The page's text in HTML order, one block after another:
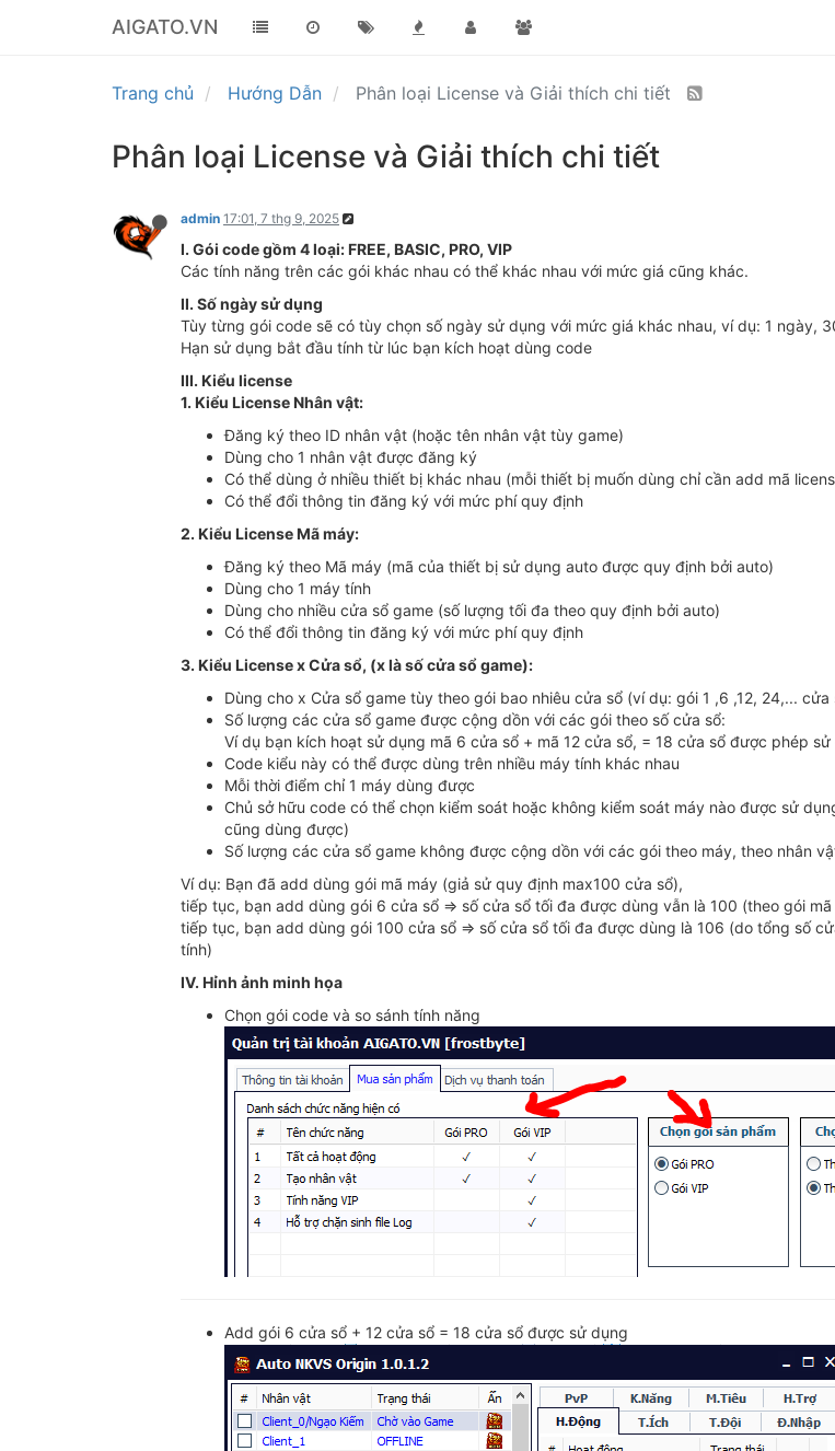
AIGATO.VN
Trang chủ Hướng Dẫn Phân loại License và Giải thích chi tiết
Phân loại License và Giải thích chi tiết
admin 17:01, 7 thg 9, 2025
I. Gói code gồm 4 loại: FREE, BASIC, PRO, VIP
Các tính năng trên các gói khác nhau có thể khác nhau với mức giá cũng khác.
II. Số ngày sử dụng
Tùy từng gói code sẽ có tùy chọn số ngày sử dụng với mức giá khác nhau, ví dụ: 1 ngày,
Hạn sử dụng bắt đầu tính từ lúc bạn kích hoạt dùng code
III. Kiểu license
1. Kiểu License Nhân vật:
Đăng ký theo ID nhân vật (hoặc tên nhân vật tùy game)
Dùng cho 1 nhân vật được đăng ký
Có thể dùng ở nhiều thiết bị khác nhau (mỗi thiết bị muốn dùng chỉ cần add mã
Có thể đổi thông tin đăng ký với mức phí quy định
2. Kiểu License Mã máy:
Đăng ký theo Mã máy (mã của thiết bị sử dụng auto được quy định bởi auto)
Dùng cho 1 máy tính
Dùng cho nhiều cửa sổ game (số lượng tối đa theo quy định bởi auto)
Có thể đổi thông tin đăng ký với mức phí quy định
3. Kiểu License x Cửa sổ, (x là số cửa sổ game):
Dùng cho x Cửa sổ game tùy theo gói bao nhiêu cửa sổ (ví dụ: gói 1 ,6 ,12, 24,... cửa
Số lượng các cửa sổ game được cộng dồn với các gói theo số cửa sổ:
Ví dụ bạn kích hoạt sử dụng mã 6 cửa sổ + mã 12 cửa sổ, = 18 cửa sổ được phép sử
Code kiểu này có thể được dùng trên nhiều máy tính khác nhau
Mỗi thời điểm chỉ 1 máy dùng được
Chủ sở hữu code có thể chọn kiểm soát hoặc không kiểm soát máy nào được sử
cũng dùng được)
Số lượng các cửa sổ game không được cộng dồn với các gói theo máy, theo nhân
Ví dụ: Bạn đã add dùng gói mã máy (giả sử quy định max100 cửa sổ),
tiếp tục, bạn add dùng gói 6 cửa sổ => số cửa sổ tối đa được dùng vẫn là 100 (theo gói mã
tiếp tục, bạn add dùng gói 100 cửa sổ => số cửa sổ tối đa được dùng là 106 (do tổng số
tính)
IV. Hỉnh ảnh minh họa
Chọn gói code và so sánh tính năng
Add gói 6 cửa sổ + 12 cửa sổ = 18 cửa sổ được sử dụng